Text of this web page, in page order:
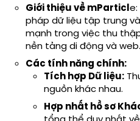
Giới thiệu về mParticl
pháp dữ liệu tập trung
mạnh trong việc thu
nền tảng di động và web.
Các tính năng chính:
Tích hợp Dữ liệu:
nguồn khác nhau.
Hợp nhất hồ sơ